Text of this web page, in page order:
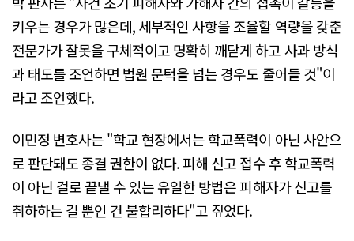
키우는 경우가 많은데, 세부적인 사항을 조율할 역량을 갖춘
전문가가 잘못을 구체적이고 명확히 깨닫게 하고 사과 방식
과 태도를 조언하면 법원 문턱을 넘는 경우도 줄어들 것"이
라고 조언했다.
이민정 변호사는 "학교 현장에서는 학교폭력이 아닌 사안으
로 판단돼도 종결 권한이 없다. 피해 신고 접수 후 학교폭력
이 아닌 걸로 끝낼 수 있는 유일한 방법은 피해자가 신고를
취하하는 길 뿐인 건 불합리하다"고 짚었다.